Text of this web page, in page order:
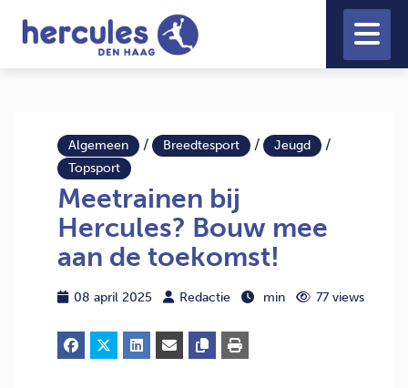
Algemeen / Breedtesport / Jeugd /
Topsport
Meetrainen bij
Hercules? Bouw mee
aan de toekomst!
08 april 2025 Redactie min 77 views